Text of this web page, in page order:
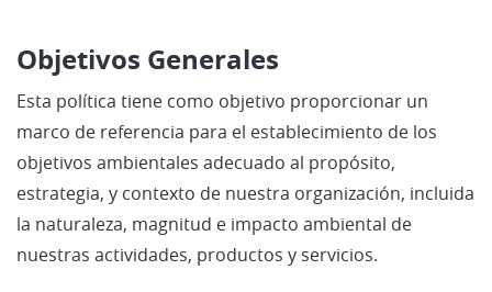
Objetivos Generales
Esta política tiene como objetivo proporcionar un
marco de referencia para el establecimiento de los
objetivos ambientales adecuado al propósito,
estrategia, y contexto de nuestra organización, incluida
la naturaleza, magnitud e impacto ambiental de
nuestras actividades, productos y servicios.